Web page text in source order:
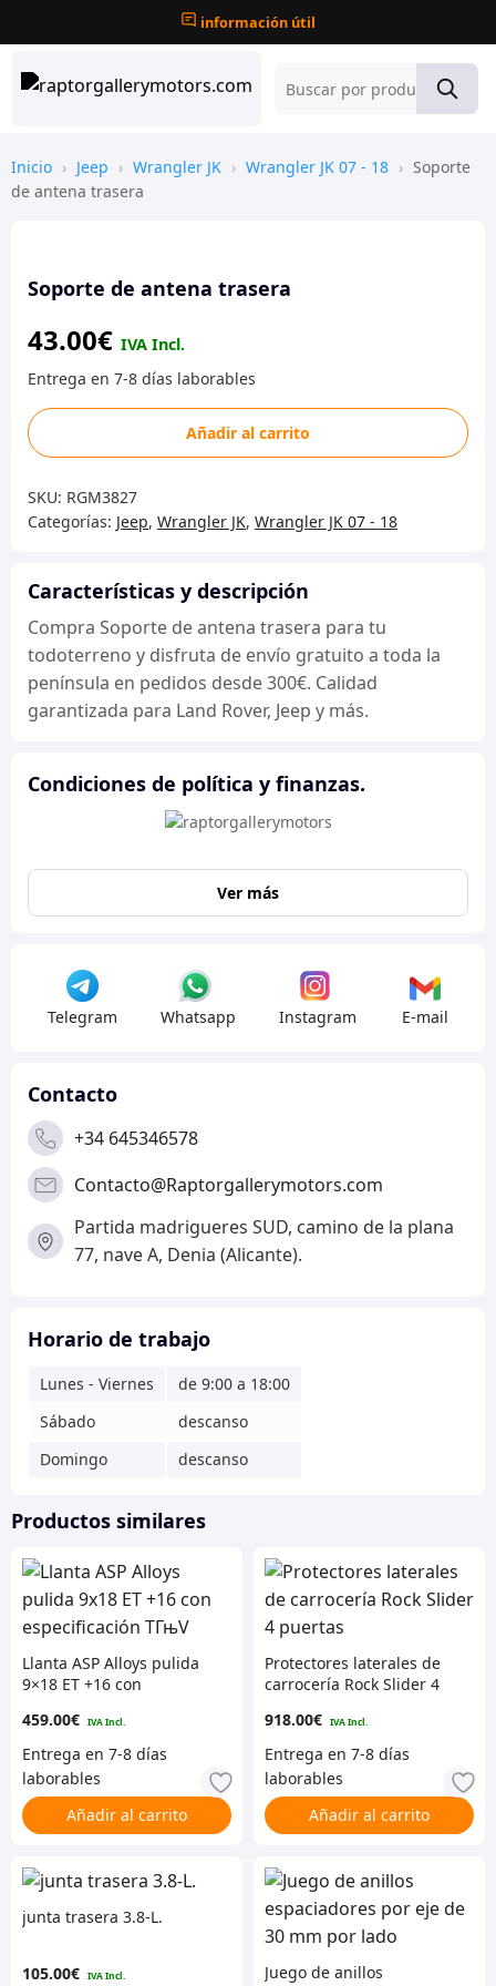
información útil
Inicio › Jeep › Wrangler JK › Wrangler JK 07 - 18 › Soporte
de antena trasera
Soporte de antena trasera
43.00€
Soporte
de
trasera
cantidad
Añadir al carrito
SKU: RGM3827
Categorías: Jeep, Wrangler JK, Wrangler JK 07 - 18
Características y descripción
Compra Soporte de antena trasera para tu
todoterreno y disfruta de envío gratuito a toda la
península en pedidos desde 300€. Calidad
garantizada para Land Rover, Jeep y más.
Condiciones de política y finanzas.
Ver más
Telegram Whatsapp Instagram E-mail
Contacto
+34 645346578
Contacto@Raptorgallerymotors.com
Partida madrigueres SUD, camino de la plana
77, nave A, Denia (Alicante).
Horario de trabajo
Lunes - Viernes
de 9:00 a 18:00
Sábado
descanso
Domingo
descanso
Productos similares
Llanta ASP Alloys pulida
9×18 ET +16 con
459.00€
Añadir al carrito
Protectores laterales de
carrocería Rock Slider 4
918.00€
Añadir al carrito
junta trasera 3.8-L.
105.00€
Juego de anillos